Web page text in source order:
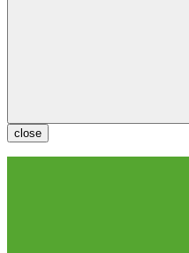
close